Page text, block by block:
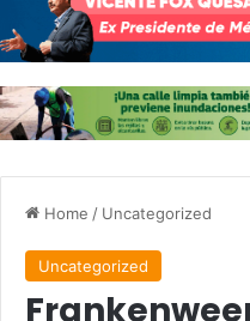
Home / Uncategorized
Uncategorized